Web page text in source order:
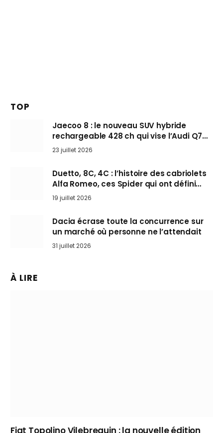
TOP
Jaecoo 8 : le nouveau SUV hybride
rechargeable 428 ch qui vise l’Audi Q7
arrive en Europe cet automne
23 juillet 2026
Duetto, 8C, 4C : l’histoire des cabriolets
Alfa Romeo, ces Spider qui ont défini
l’art de rouler cheveux au vent
19 juillet 2026
Dacia écrase toute la concurrence sur
un marché où personne ne l’attendait
31 juillet 2026
À LIRE